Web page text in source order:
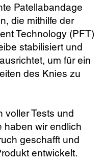
Patellabandage
die mithilfe der
Technology (PFT)
stabilisiert und
um für ein
des Knies zu
voller Tests und
haben wir endlich
geschafft und
entwickelt.